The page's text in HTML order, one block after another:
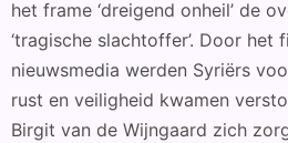
het frame ‘dreigend onheil’ de
‘tragische slachtoffer’. Door het
nieuwsmedia werden Syriërs
rust en veiligheid kwamen
Birgit van de Wijngaard zich